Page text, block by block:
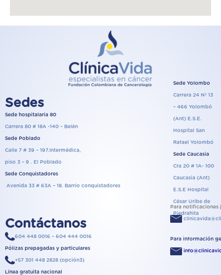
Sedes
Sede hospitalaria 80
Carrera 80 # 18A -140 – Belén
Sede Poblado
Calle 7 # 39 – 197.Intermédica,
piso 3 – 9 . El Poblado
Sede Conquistadores
Avenida 33 # 63A – 18. Barrio conquistadores
Sede Yolombo
Carrera 24 Nº 13
– 466 Yolombó
(Ant) E.S.E.
Hospital San
Rafael Yolombó
Sede Caucasia
Cra 20 # 1A- 100
Caucasia (Ant)
E.S.E Hospital
César Uribe de
Piedrahita
Contáctanos
604 448 0016 – 604 444 0016
Pólizas prepagadas y particulares
+57 301 448 2828 (opción3)
Línea gratuita nacional
Para notificaciones
Para información